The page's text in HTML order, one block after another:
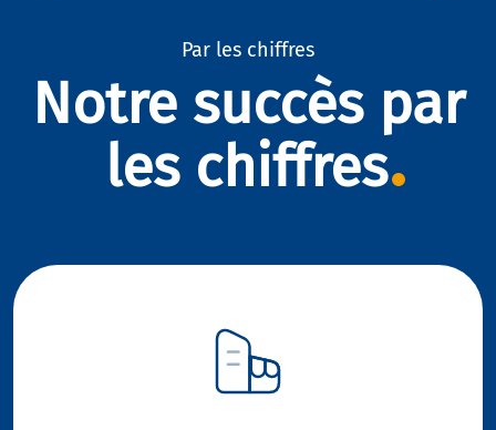
Par les chiffres
Notre succès par
les chiffres